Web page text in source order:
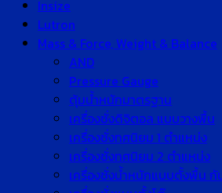
Insize
Lutron
Mass & Force, Weight & Balance
AND
Pressure Gauge
ตุ้มน้ำหนักมาตรฐาน
เครื่องชั่งดิจิตอล แบบวางพื้น
เครื่องชั่งทศนิยม 1 ตำแหน่ง
เครื่องชั่งทศนิยม 2 ตำแหน่ง
เครื่องชั่งน้ำหนักแบบตั้งพื้น กั